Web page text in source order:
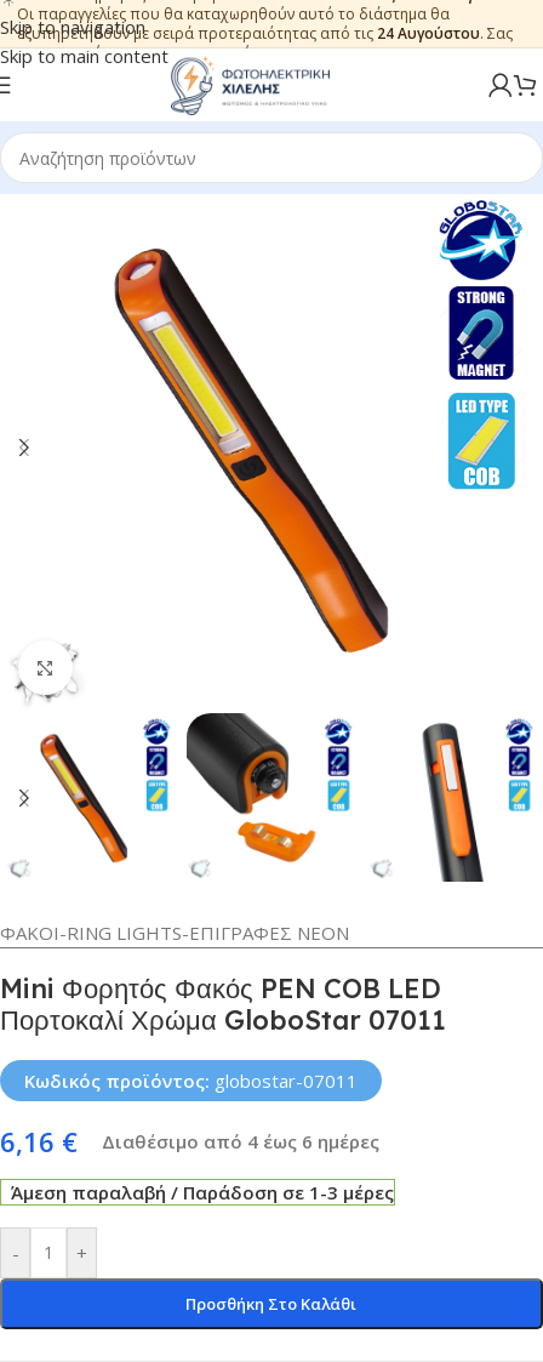
Skip to navigation
Skip to main content
Οι παραγγελίες που θα καταχωρηθούν αυτό το διάστημα θα
εξυπηρετηθούν με σειρά προτεραιότητας από τις 24 Αυγούστου. Σας
ευχαριστούμε για την εμπιστοσύνη.
Κλικ για μεγέθυνση
ΦΑΚΟΙ-RING LIGHTS-ΕΠΙΓΡΑΦΕΣ ΝΕΟΝ
Mini Φορητός Φακός PEN COB LED
Πορτοκαλί Χρώμα GloboStar 07011
Κωδικός προϊόντος: globostar-07011
6,16 € Διαθέσιμο από 4 έως 6 ημέρες
Άμεση παραλαβή / Παράδοση σε 1-3 μέρες
- +
Προσθήκη Στο Καλάθι